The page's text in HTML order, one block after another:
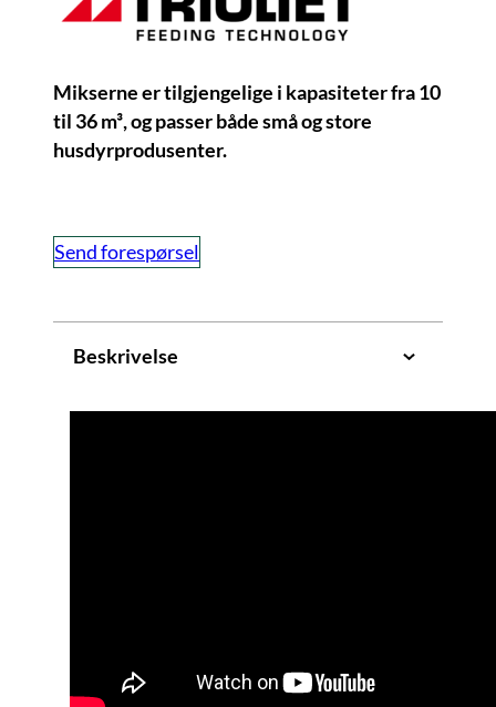
Mikserne er tilgjengelige i kapasiteter fra 10
til 36 m³, og passer både små og store
husdyrprodusenter.
Send forespørsel
Beskrivelse